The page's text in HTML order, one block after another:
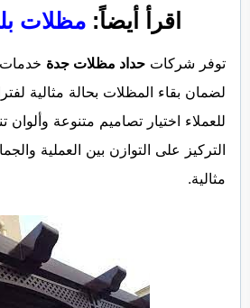
اقرأ أيضاً: مظلات
توفر شركات حداد مظلات جدة خدمات
لضمان بقاء المظلات بحالة مثالية
للعملاء اختيار تصاميم متنوعة
التركيز على التوازن بين العملية
مثالية.